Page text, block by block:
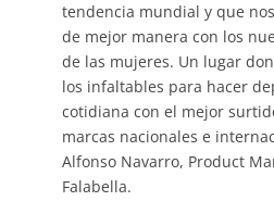
tendencia mundial y que
de mejor manera con los
de las mujeres. Un lugar
los infaltables para hacer
cotidiana con el mejor
marcas nacionales e
Alfonso Navarro, Product
Falabella.